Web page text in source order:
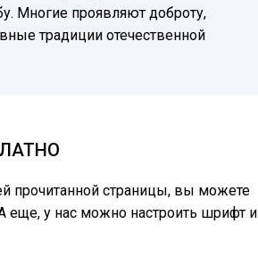
Многие проявляют доброту,
традиции отечественной
прочитанной страницы, вы можете
А еще, у нас можно настроить шрифт и